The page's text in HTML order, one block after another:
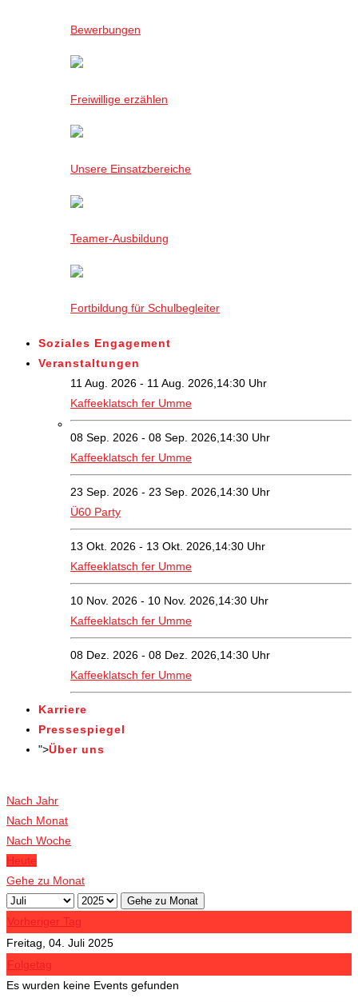
Bewerbungen
Freiwillige erzählen
Unsere Einsatzbereiche
Teamer-Ausbildung
Fortbildung für Schulbegleiter
Soziales Engagement
Veranstaltungen
11 Aug. 2026 - 11 Aug. 2026,14:30 Uhr
Kaffeeklatsch fer Umme
08 Sep. 2026 - 08 Sep. 2026,14:30 Uhr
Kaffeeklatsch fer Umme
23 Sep. 2026 - 23 Sep. 2026,14:30 Uhr
Ü60 Party
13 Okt. 2026 - 13 Okt. 2026,14:30 Uhr
Kaffeeklatsch fer Umme
10 Nov. 2026 - 10 Nov. 2026,14:30 Uhr
Kaffeeklatsch fer Umme
08 Dez. 2026 - 08 Dez. 2026,14:30 Uhr
Kaffeeklatsch fer Umme
Karriere
Pressespiegel
">Über uns
Nach Jahr
Nach Monat
Nach Woche
Heute
Gehe zu Monat
Gehe zu Monat
Vorheriger Tag
Freitag, 04. Juli 2025
Folgetag
Es wurden keine Events gefunden